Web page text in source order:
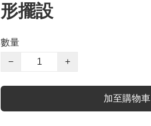
形擺設
數量
−
+
加至購物車